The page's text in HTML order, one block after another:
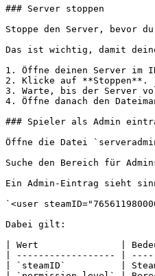
### Server stoppen
Stoppe den Server, bevor
Das ist wichtig, damit deine
1. Öffne deinen Server im
2. Klicke auf **Stoppen**.
3. Warte, bis der Server
4. Öffne danach den
### Spieler als Admin
Öffne die Datei
Suche den Bereich für
Ein Admin-Eintrag sieht
`<user
Dabei gilt:
| Wert               |
| ------------------ |
| `steamID`          |